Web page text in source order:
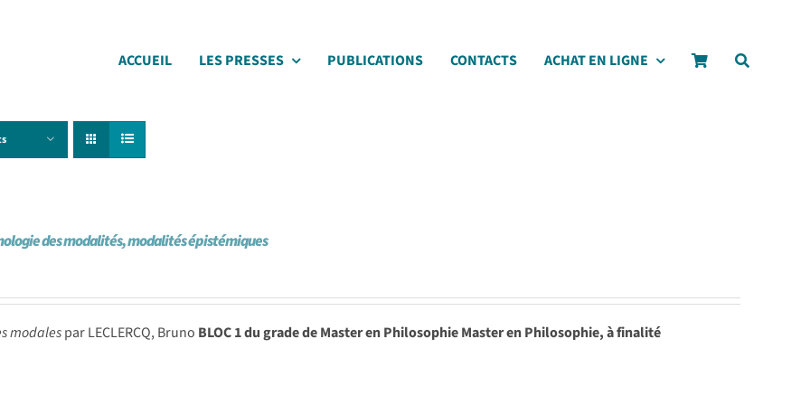
ACCUEIL LES PRESSES PUBLICATIONS CONTACTS ACHAT EN LIGNE
des modalités, modalités épistémiques
modalespar LECLERCQ, Bruno BLOC 1 du grade de Master en Philosophie Master en Philosophie, à finalité